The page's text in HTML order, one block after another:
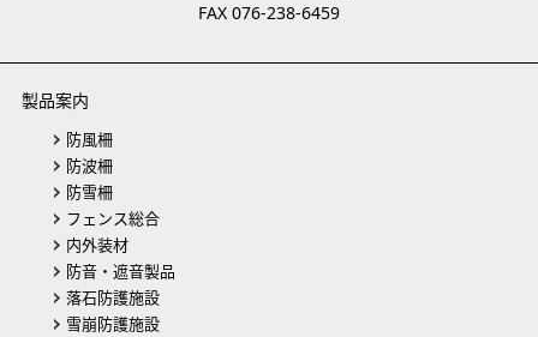
FAX 076-238-6459
製品案内
防風柵
防波柵
防雪柵
フェンス総合
内外装材
防音・遮音製品
落石防護施設
雪崩防護施設